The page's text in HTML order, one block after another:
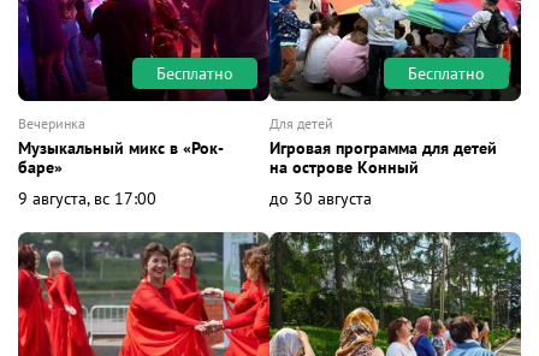
Бесплатно
вечеринка
Музыкальный микс в «Рок-
баре»
9 августа, вс 17:00
Бесплатно
для детей
Игровая программа для детей
на острове Конный
до 30 августа